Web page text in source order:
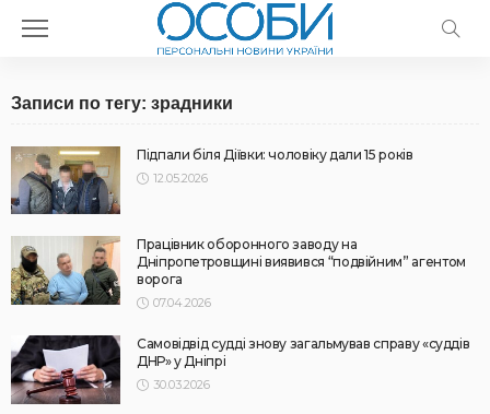
Записи по тегу: зрадники
Підпали біля Діївки: чоловіку дали 15 років
12.05.2026
Працівник оборонного заводу на
Дніпропетровщині виявився “подвійним” агентом
ворога
07.04.2026
Самовідвід судді знову загальмував справу «суддів
ДНР» у Дніпрі
30.03.2026